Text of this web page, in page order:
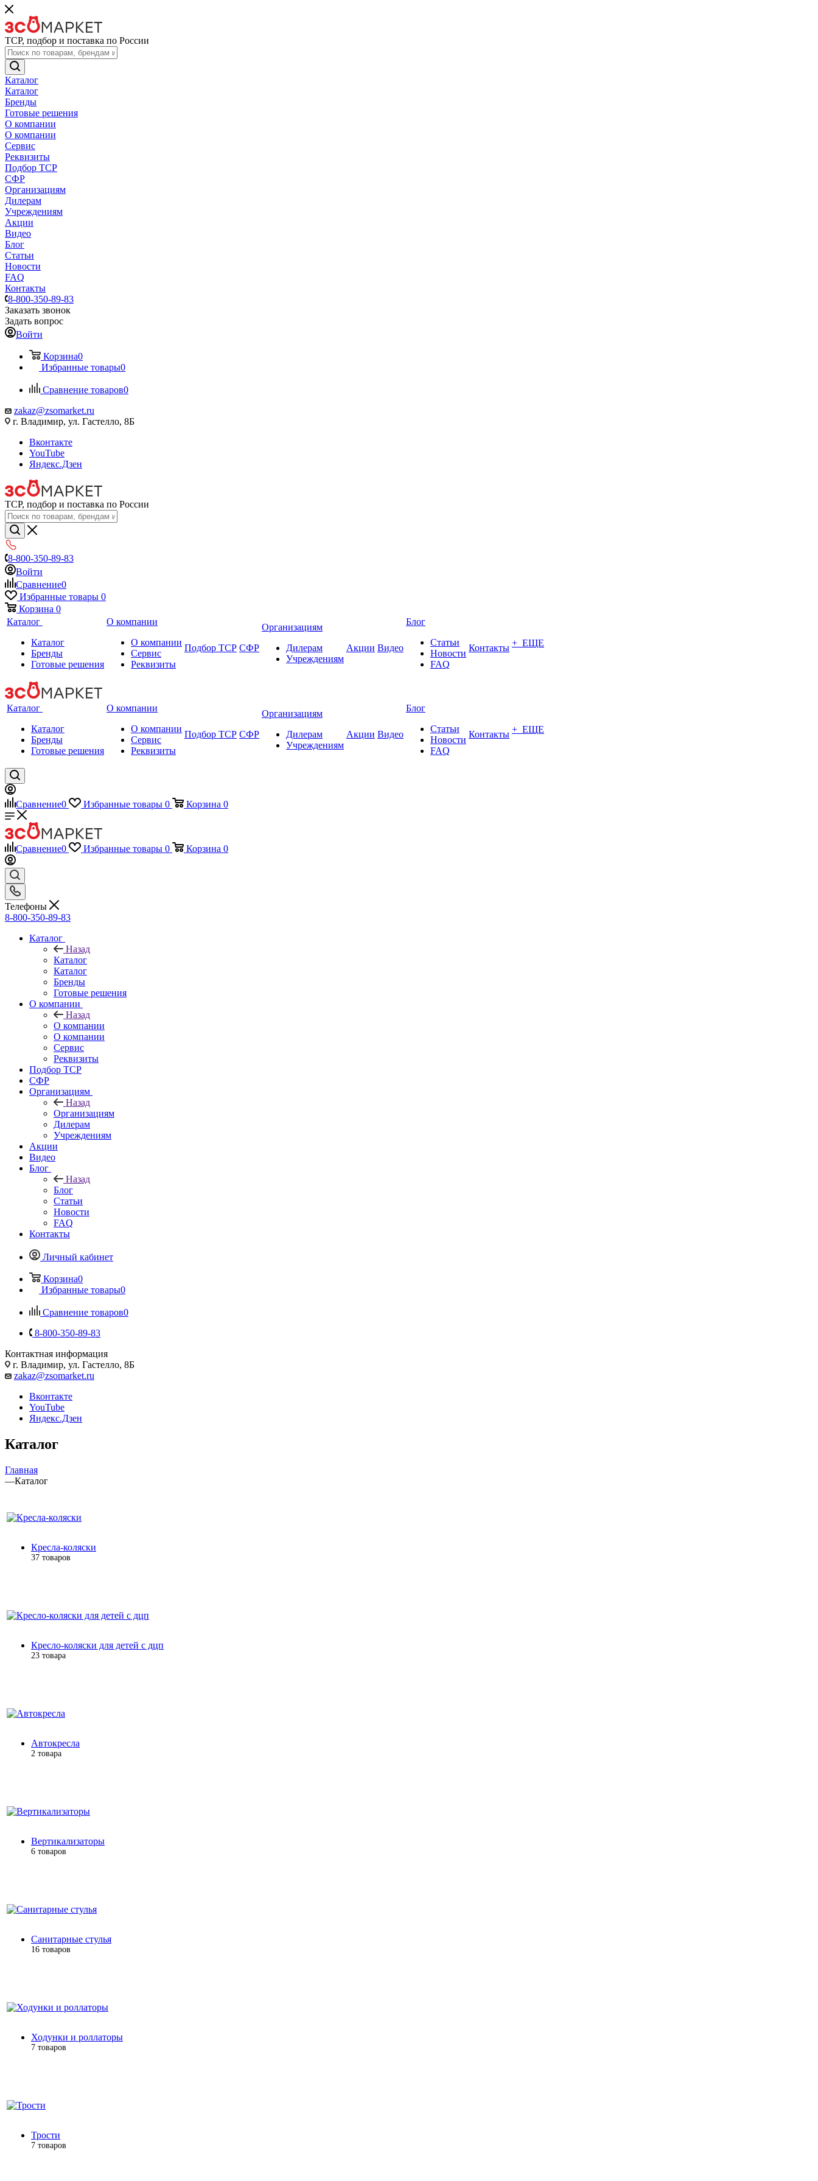
ТСР, подбор и поставка по России
Каталог
Каталог
Бренды
Готовые решения
О компании
О компании
Сервис
Реквизиты
Подбор ТСР
СФР
Организациям
Дилерам
Учреждениям
Акции
Видео
Блог
Статьи
Новости
FAQ
Контакты
8-800-350-89-83
Заказать звонок
Задать вопрос
Войти
Корзина0
Избранные товары0
Сравнение товаров0
zakaz@zsomarket.ru
г. Владимир, ул. Гастелло, 8Б
Вконтакте
YouTube
Яндекс.Дзен
ТСР, подбор и поставка по России
8-800-350-89-83
Войти
Сравнение0
Избранные товары 0
Корзина 0
Каталог
Каталог
Бренды
Готовые решения
О компании
О компании
Сервис
Реквизиты
Подбор ТСР СФР
Организациям
Дилерам
Учреждениям
Акции Видео
Блог
Статьи
Новости
FAQ
Контакты + ЕЩЕ
Каталог
Каталог
Бренды
Готовые решения
О компании
О компании
Сервис
Реквизиты
Подбор ТСР СФР
Организациям
Дилерам
Учреждениям
Акции Видео
Блог
Статьи
Новости
FAQ
Контакты + ЕЩЕ
Сравнение0 Избранные товары 0 Корзина 0
Сравнение0 Избранные товары 0 Корзина 0
Телефоны
8-800-350-89-83
Каталог
Назад
Каталог
Каталог
Бренды
Готовые решения
О компании
Назад
О компании
О компании
Сервис
Реквизиты
Подбор ТСР
СФР
Организациям
Назад
Организациям
Дилерам
Учреждениям
Акции
Видео
Блог
Назад
Блог
Статьи
Новости
FAQ
Контакты
Личный кабинет
Корзина0
Избранные товары0
Сравнение товаров0
8-800-350-89-83
Контактная информация
г. Владимир, ул. Гастелло, 8Б
zakaz@zsomarket.ru
Вконтакте
YouTube
Яндекс.Дзен
Каталог
Главная
—Каталог
Кресла-коляски
37 товаров
Кресло-коляски для детей с дцп
23 товара
Автокресла
2 товара
Вертикализаторы
6 товаров
Санитарные стулья
16 товаров
Ходунки и роллаторы
7 товаров
Трости
7 товаров